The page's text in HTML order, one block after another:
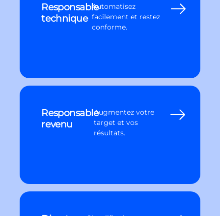
Responsable
technique
Automatisez
facilement et restez
conforme.
Responsable
revenu
Augmentez votre
target et vos
résultats.